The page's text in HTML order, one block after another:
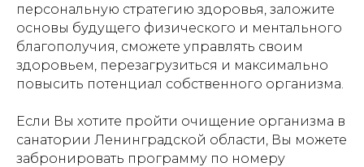
персональную стратегию здоровья, заложите
основы будущего физического и ментального
благополучия, сможете управлять своим
здоровьем, перезагрузиться и максимально
повысить потенциал собственного организма.
Если Вы хотите пройти очищение организма в
санатории Ленинградской области, Вы можете
забронировать программу по номеру